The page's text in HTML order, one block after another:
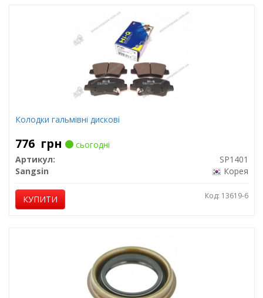
Колодки гальмівні дискові
776 грн
сьогодні
Артикул:
SP1401
Sangsin
Корея
КУПИТИ Код: 13619-6